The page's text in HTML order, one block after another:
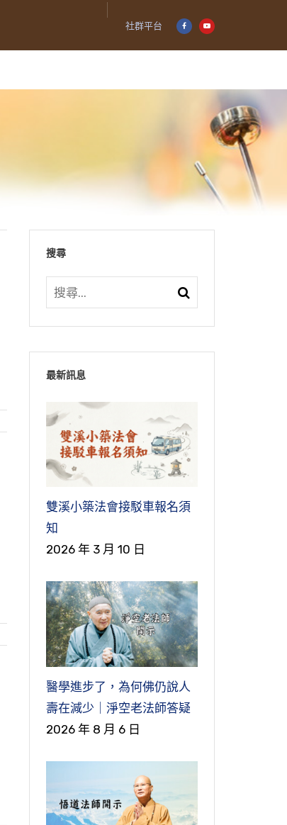
社群平台
搜尋
最新訊息
雙溪小築法會接駁車報名須
知
2026 年 3 月 10 日
醫學進步了，為何佛仍說人
壽在減少｜淨空老法師答疑
2026 年 8 月 6 日